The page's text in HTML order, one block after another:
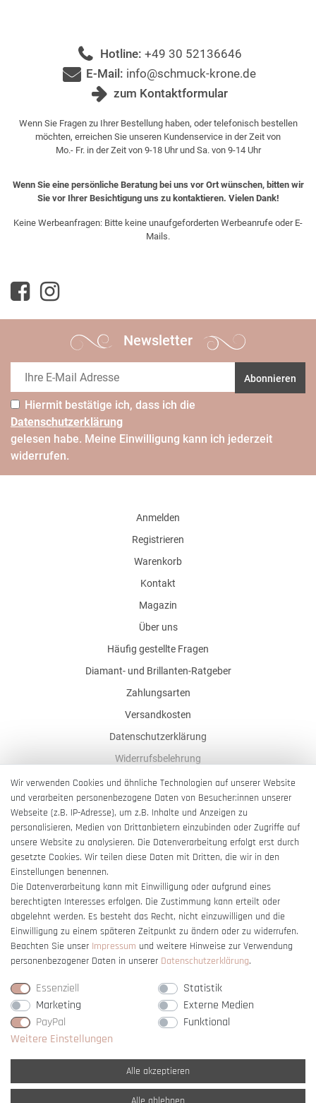
Hotline: +49 30 52136646
E-Mail: info@schmuck-krone.de
zum Kontaktformular
Wenn Sie Fragen zu Ihrer Bestellung haben, oder telefonisch bestellen
möchten, erreichen Sie unseren Kundenservice in der Zeit von
Mo.- Fr. in der Zeit von 9-18 Uhr und Sa. von 9-14 Uhr
Wenn Sie eine persönliche Beratung bei uns vor Ort wünschen, bitten wir
Sie vor Ihrer Besichtigung uns zu kontaktieren. Vielen Dank!
Keine Werbeanfragen: Bitte keine unaufgeforderten Werbeanrufe oder E-
Mails.
Newsletter
Abonnieren
Hiermit bestätige ich, dass ich die
Daten­schutz­erklärung
gelesen habe. Meine Einwilligung kann ich jederzeit
widerrufen.
Anmelden
Registrieren
Warenkorb
Kontakt
Magazin
Über uns
Häufig gestellte Fragen
Diamant- und Brillanten-Ratgeber
Zahlungsarten
Versandkosten
Datenschutzerklärung
Widerrufsbelehrung
AGB
Impressum
Barrierefreiheitserklärung
Vertrag widerrufen
Wir verwenden Cookies und ähnliche Technologien auf unserer Website
und verarbeiten personenbezogene Daten von Besucher:innen unserer
Webseite (z.B. IP-Adresse), um z.B. Inhalte und Anzeigen zu
personalisieren, Medien von Drittanbietern einzubinden oder Zugriffe auf
unsere Website zu analysieren. Die Datenverarbeitung erfolgt erst durch
gesetzte Cookies. Wir teilen diese Daten mit Dritten, die wir in den
Einstellungen benennen.
Die Datenverarbeitung kann mit Einwilligung oder aufgrund eines
berechtigten Interesses erfolgen. Die Zustimmung kann erteilt oder
abgelehnt werden. Es besteht das Recht, nicht einzuwilligen und die
Einwilligung zu einem späteren Zeitpunkt zu ändern oder zu widerrufen.
Beachten Sie unser Impressum und weitere Hinweise zur Verwendung
personenbezogener Daten in unserer Daten­schutz­erklärung.
Essenziell
Statistik
Marketing
Externe Medien
PayPal
Funktional
Weitere Einstellungen
Alle akzeptieren